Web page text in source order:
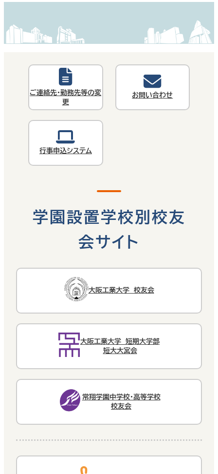
ご連絡先・勤務先等の変
更
お問い合わせ
行事申込システム
学園設置学校別校友
会サイト
大阪工業大学 校友会
大阪工業大学 短期大学部
短大大宮会
常翔学園中学校・高等学校
校友会